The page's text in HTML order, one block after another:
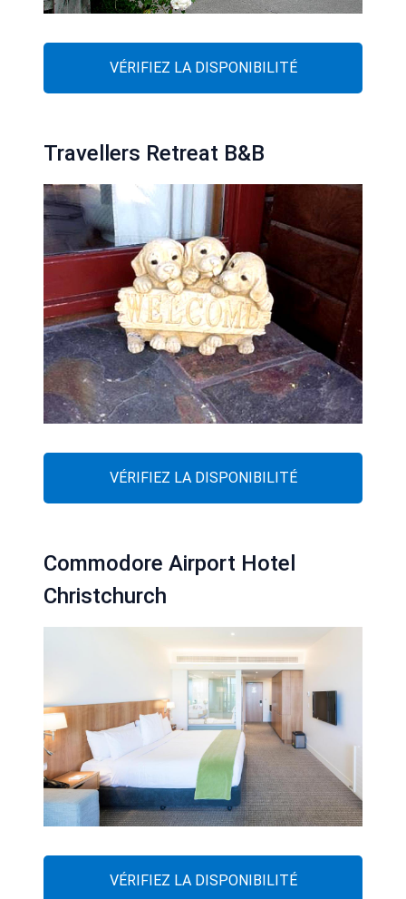
VÉRIFIEZ LA DISPONIBILITÉ
Travellers Retreat B&B
VÉRIFIEZ LA DISPONIBILITÉ
Commodore Airport Hotel
Christchurch
VÉRIFIEZ LA DISPONIBILITÉ